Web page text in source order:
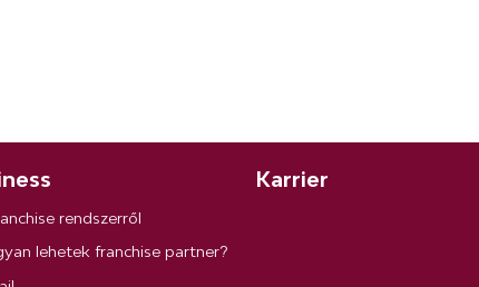
rendszerről
lehetek franchise partner?
Karrier